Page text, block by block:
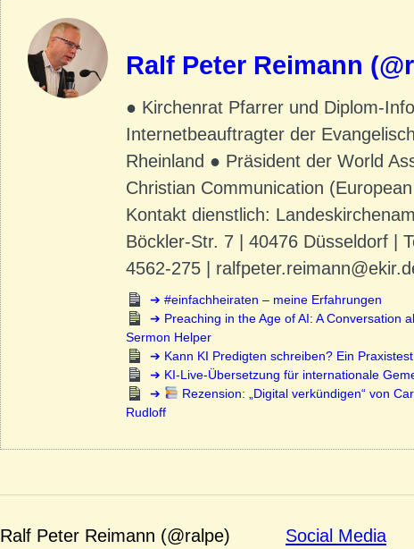
Ralf Peter Reimann
● Kirchenrat Pfarrer und Diplom-
Internetbeauftragter der
Rheinland ● Präsident der World
Christian Communication
Kontakt dienstlich:
Böckler-Str. 7 | 40476 Düsseldorf |
4562-275 |
#einfachheiraten – meine Erfahrungen
Preaching in the Age of AI: A Conversation
Sermon Helper
Kann KI Predigten schreiben? Ein
KI-Live-Übersetzung für internationale
Rezension: „Digital verkündigen“ von
Rudloff
Ralf Peter Reimann (@ralpe)
Social Media